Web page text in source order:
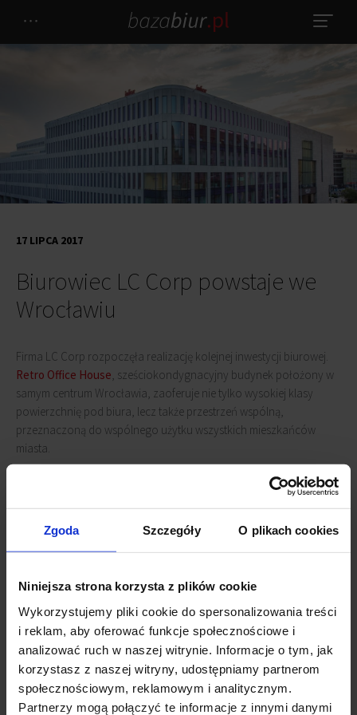
Zgoda Szczegóły O plikach cookies
Niniejsza strona korzysta z plików cookie
Wykorzystujemy pliki cookie do spersonalizowania treści
i reklam, aby oferować funkcje społecznościowe i
analizować ruch w naszej witrynie. Informacje o tym, jak
korzystasz z naszej witryny, udostępniamy partnerom
społecznościowym, reklamowym i analitycznym.
Partnerzy mogą połączyć te informacje z innymi danymi
Biurowiec LC Corp powstaje we
Wrocławiu
17 LIPCA 2017
Firma LC Corp rozpoczęła realizację kolejnej inwestycji biurowej.
Retro Office House, sześciokondygnacyjny budynek położony w
samym centrum Wrocławia, zaoferuje nie tylko wysokiej klasy
powierzchnię pod biura, lecz także przestrzeń wspólną,
przeznaczoną do wspólnego użytku wszystkich mieszkańców
miasta.
Projekt gmachu, a także jego wnętrza, wzorowano na zabytkowej,
wrocławskiej architekturze początku XXw, charakteryzującej się
m.in. użyciem oszklonego patio. Także wystrój wnętrz został
funkcjonalnym miejscem pracy, lecz również wizualnie atrakcyjnym
Ukończenie budynku zaplanowano na drugi kwartał 2018r.
Powiązane newsy